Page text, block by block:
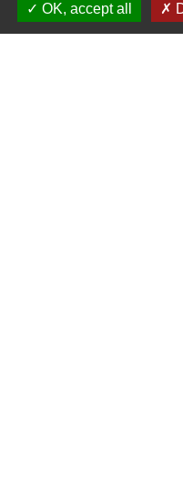
Vous êtes
OK, accept all